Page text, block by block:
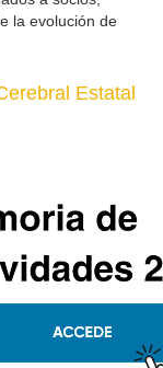
la evolución de
Estatal